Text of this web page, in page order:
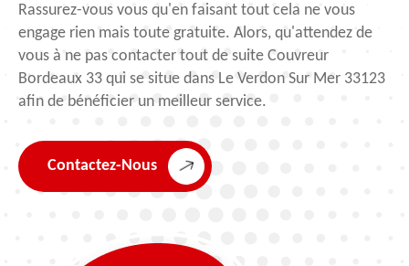
Rassurez-vous vous qu'en faisant tout cela ne vous
engage rien mais toute gratuite. Alors, qu'attendez de
vous à ne pas contacter tout de suite Couvreur
Bordeaux 33 qui se situe dans Le Verdon Sur Mer 33123
afin de bénéficier un meilleur service.
Contactez-Nous